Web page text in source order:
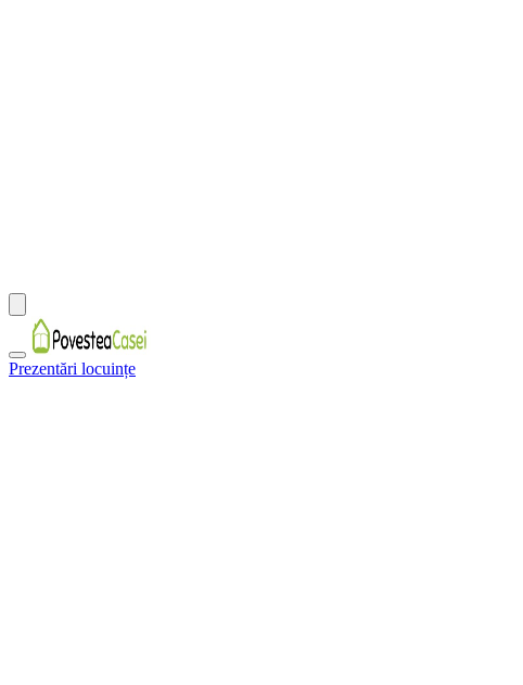
Prezentări locuințe